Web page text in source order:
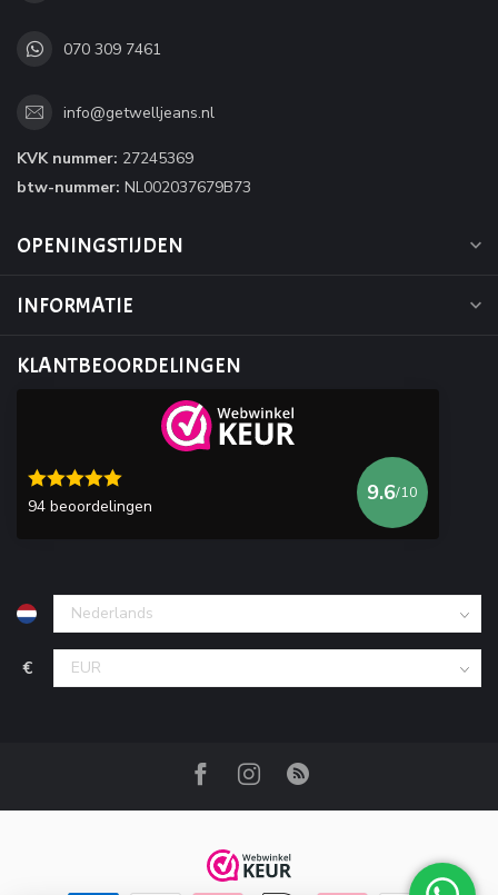
070 309 7461
info@getwelljeans.nl
KVK nummer: 27245369
btw-nummer: NL002037679B73
OPENINGSTIJDEN
INFORMATIE
KLANTBEOORDELINGEN
94 beoordelingen
9.6/10
€